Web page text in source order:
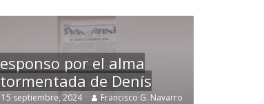
Temprano oficio de lector
2 noviembre, 2024
Francisco G. Navarro